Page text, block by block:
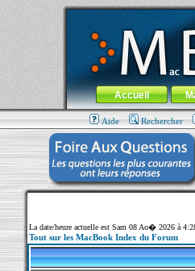
MacBook-fr.com : 100% Apple...
Aller au contenu-Aller au
Menu général
Accueil
Aide Rechercher
La date/heure actuelle est Sam 08 Ao� 2026 à
Tout sur les MacBook Index du Forum